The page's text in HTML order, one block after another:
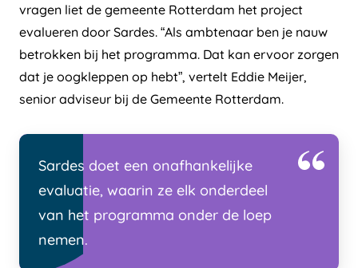
vragen liet de gemeente Rotterdam het project
evalueren door Sardes. “Als ambtenaar ben je nauw
betrokken bij het programma. Dat kan ervoor zorgen
dat je oogkleppen op hebt”, vertelt Eddie Meijer,
senior adviseur bij de Gemeente Rotterdam.
Sardes doet een onafhankelijke
evaluatie, waarin ze elk onderdeel
van het programma onder de loep
nemen.